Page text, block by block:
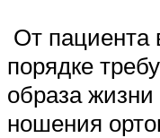
От пациента
порядке
образа
ношения